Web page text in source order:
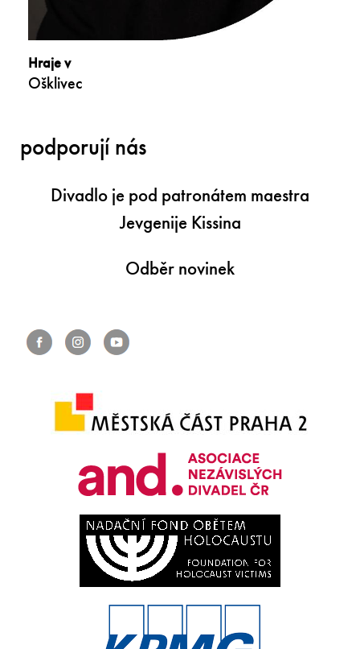
Hraje v
Ošklivec
podporují nás
Divadlo je pod patronátem maestra
Jevgenije Kissina
Odběr novinek